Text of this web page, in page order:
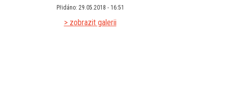
Přidáno: 29.05.2018 - 16:51
> zobrazit galerii